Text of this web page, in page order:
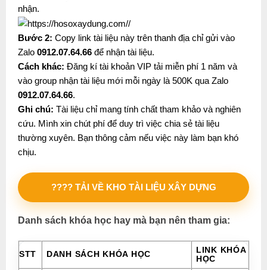
nhận.
Bước 2: Copy link tài liệu này trên thanh địa chỉ gửi vào
Zalo 0912.07.64.66để nhận tài liệu.
Cách khác: Đăng kí tài khoản VIP tải miễn phí 1 năm và
vào group nhận tài liệu mới mỗi ngày là 500K qua Zalo
0912.07.64.66.
Ghi chú: Tài liệu chỉ mang tính chất tham khảo và nghiên
cứu. Mình xin chút phí để duy trì việc chia sẻ tài liệu
thường xuyên. Bạn thông cảm nếu việc này làm bạn khó
chịu.
???? TẢI VỀ KHO TÀI LIỆU XÂY DỰNG
Danh sách khóa học hay mà bạn nên tham gia:
STT DANH SÁCH KHÓA HỌC
LINK KHÓA
HỌC